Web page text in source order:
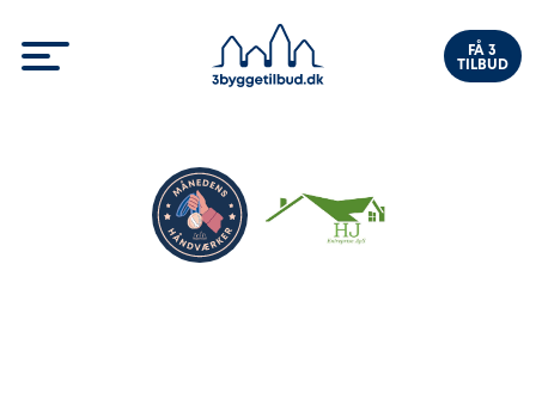
FÅ 3
TILBUD